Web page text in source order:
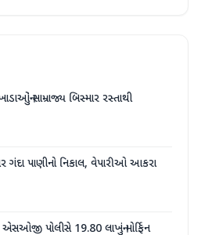
સામ્રાજ્ય બિસ્માર રસ્તાથી
ગંદા પાણીનો નિકાલ, વેપારીઓ આકરા
પોલીસે 19.80 લાખનું મોર્ફિન